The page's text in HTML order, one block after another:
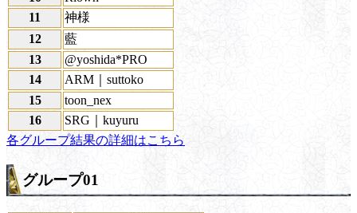
11
神様
12
藍
13
@yoshida*PRO
14
ARM｜suttoko
15
toon_nex
16
SRG｜kuyuru
各グループ結果の詳細はこちら
グループ01